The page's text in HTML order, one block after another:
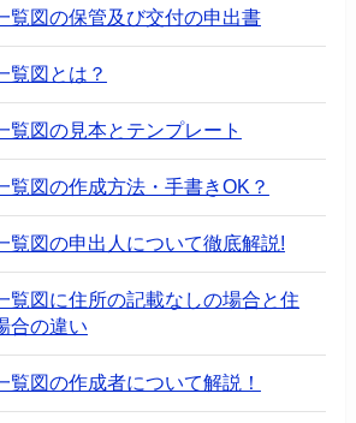
覧図の保管及び交付の申出書
覧図とは？
覧図の見本とテンプレート
覧図の作成方法・手書きOK？
覧図の申出人について徹底解説!
覧図に住所の記載なしの場合と住
合の違い
覧図の作成者について解説！